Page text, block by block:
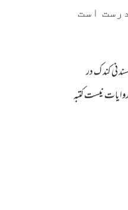
است
نی کند ک در
نیست کتبہ